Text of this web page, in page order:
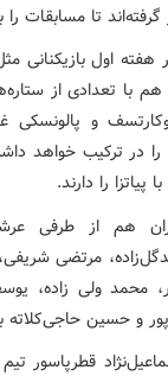
گرفته‌اند تا مسابقات
هفته اول بازیکنانی
هم با تعدادی از
و پالونسکی
را در ترکیب خواهد
پیاتزا را دارند.
هم از طرفی
مرتضی
محمد ولی زاده،
و حسین حاجی‌کلاته
قطرپاسور